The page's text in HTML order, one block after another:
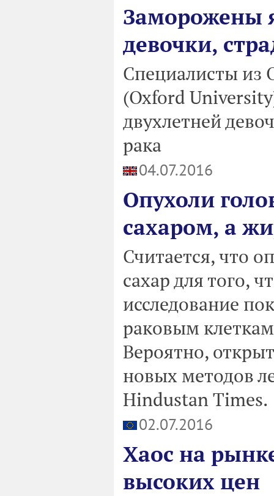
Заморожены
девочки,
Специалисты из
(Oxford
двухлетней
рака
04.07.2016
Опухоли
сахаром, а
Считается, что
сахар для того,
исследование
раковым
Вероятно,
новых методов
Hindustan Times.
02.07.2016
Хаос на
высоких цен